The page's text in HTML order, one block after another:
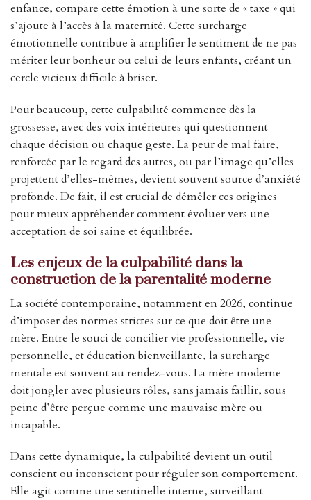
enfance, compare cette émotion à une sorte de « taxe » qui
s’ajoute à l’accès à la maternité. Cette surcharge
émotionnelle contribue à amplifier le sentiment de ne pas
mériter leur bonheur ou celui de leurs enfants, créant un
cercle vicieux difficile à briser.
Pour beaucoup, cette culpabilité commence dès la
grossesse, avec des voix intérieures qui questionnent
chaque décision ou chaque geste. La peur de mal faire,
renforcée par le regard des autres, ou par l’image qu’elles
projettent d’elles-mêmes, devient souvent source d’anxiété
profonde. De fait, il est crucial de démêler ces origines
pour mieux appréhender comment évoluer vers une
acceptation de soi saine et équilibrée.
Les enjeux de la culpabilité dans la
construction de la parentalité moderne
La société contemporaine, notamment en 2026, continue
d’imposer des normes strictes sur ce que doit être une
mère. Entre le souci de concilier vie professionnelle, vie
personnelle, et éducation bienveillante, la surcharge
mentale est souvent au rendez-vous. La mère moderne
doit jongler avec plusieurs rôles, sans jamais faillir, sous
peine d’être perçue comme une mauvaise mère ou
incapable.
Dans cette dynamique, la culpabilité devient un outil
conscient ou inconscient pour réguler son comportement.
Elle agit comme une sentinelle interne, surveillant